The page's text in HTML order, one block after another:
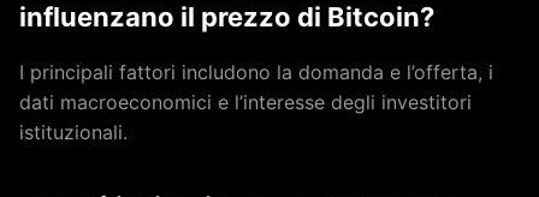
influenzano il prezzo di Bitcoin?
I principali fattori includono la domanda e l’offerta, i
dati macroeconomici e l’interesse degli investitori
istituzionali.